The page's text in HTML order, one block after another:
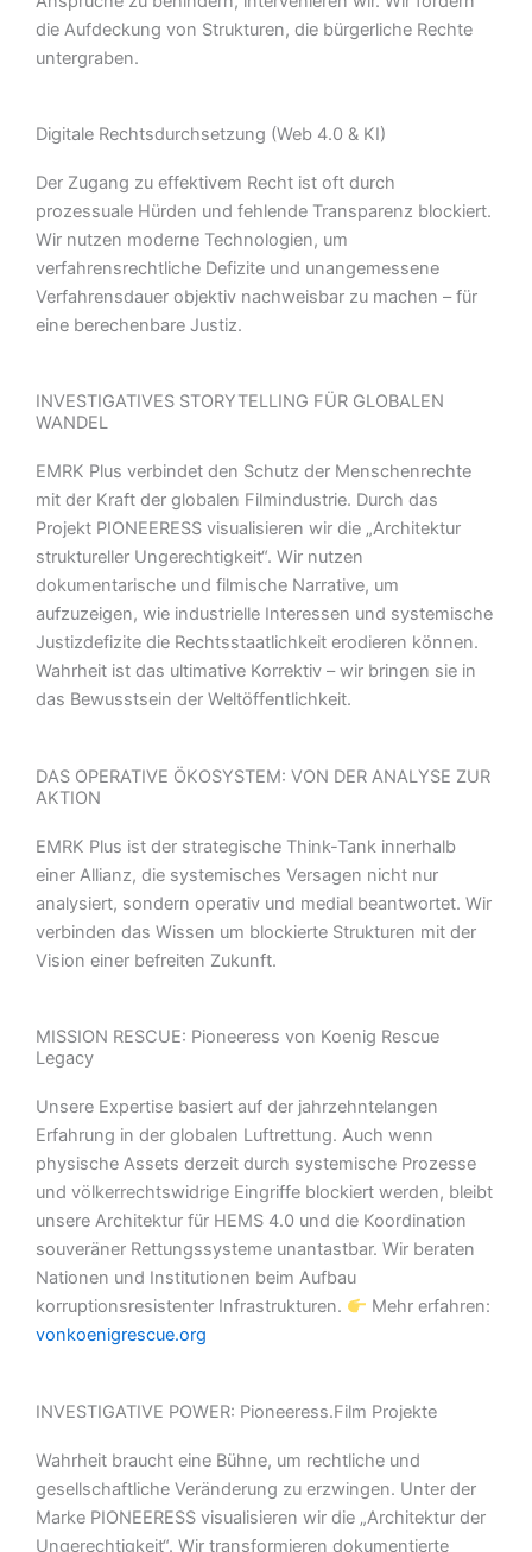
die Aufdeckung von Strukturen, die bürgerliche Rechte
untergraben.
Digitale Rechtsdurchsetzung (Web 4.0 & KI)
Der Zugang zu effektivem Recht ist oft durch
prozessuale Hürden und fehlende Transparenz blockiert.
Wir nutzen moderne Technologien, um
verfahrensrechtliche Defizite und unangemessene
Verfahrensdauer objektiv nachweisbar zu machen – für
eine berechenbare Justiz.
INVESTIGATIVES STORYTELLING FÜR GLOBALEN
WANDEL
EMRK Plus verbindet den Schutz der Menschenrechte
mit der Kraft der globalen Filmindustrie. Durch das
Projekt PIONEERESS visualisieren wir die „Architektur
struktureller Ungerechtigkeit“. Wir nutzen
dokumentarische und filmische Narrative, um
aufzuzeigen, wie industrielle Interessen und systemische
Justizdefizite die Rechtsstaatlichkeit erodieren können.
Wahrheit ist das ultimative Korrektiv – wir bringen sie in
das Bewusstsein der Weltöffentlichkeit.
DAS OPERATIVE ÖKOSYSTEM: VON DER ANALYSE ZUR
AKTION
EMRK Plus ist der strategische Think-Tank innerhalb
einer Allianz, die systemisches Versagen nicht nur
analysiert, sondern operativ und medial beantwortet. Wir
verbinden das Wissen um blockierte Strukturen mit der
Vision einer befreiten Zukunft.
MISSION RESCUE: Pioneeress von Koenig Rescue
Legacy
Unsere Expertise basiert auf der jahrzehntelangen
Erfahrung in der globalen Luftrettung. Auch wenn
physische Assets derzeit durch systemische Prozesse
und völkerrechtswidrige Eingriffe blockiert werden, bleibt
unsere Architektur für HEMS 4.0 und die Koordination
souveräner Rettungssysteme unantastbar. Wir beraten
Nationen und Institutionen beim Aufbau
korruptionsresistenter Infrastrukturen.
Mehr erfahren:
vonkoenigrescue.org
INVESTIGATIVE POWER: Pioneeress.Film Projekte
Wahrheit braucht eine Bühne, um rechtliche und
gesellschaftliche Veränderung zu erzwingen. Unter der
Marke PIONEERESS visualisieren wir die „Architektur der
Ungerechtigkeit“. Wir transformieren dokumentierte